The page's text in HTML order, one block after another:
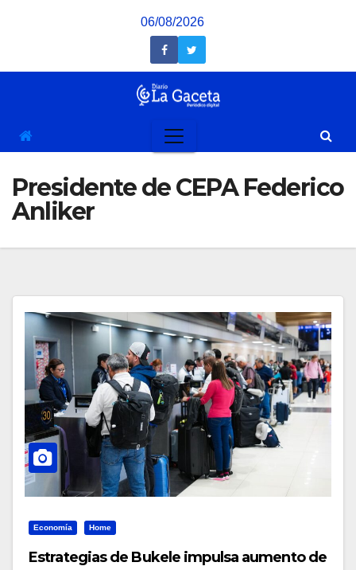
06/08/2026
Presidente de CEPA Federico
Anliker
Economía Home
Estrategias de Bukele impulsa aumento de